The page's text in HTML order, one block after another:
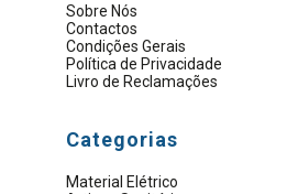
Sobre Nós
Contactos
Condições Gerais
Política de Privacidade
Livro de Reclamações
Categorias
Material Elétrico